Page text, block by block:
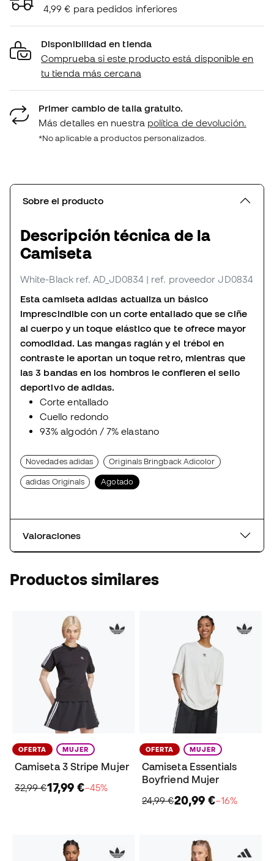
4,99 € para pedidos inferiores
Disponibilidad en tienda
Comprueba si este producto está disponible en
tu tienda más cercana
Primer cambio de talla gratuito.
Más detalles en nuestra política de devolución.
*No aplicable a productos personalizados.
Sobre el producto
Descripción técnica de la
Camiseta
White-Black ref. AD_JD0834 | ref. proveedor JD0834
Esta camiseta adidas actualiza un básico
imprescindible con un corte entallado que se ciñe
al cuerpo y un toque elástico que te ofrece mayor
comodidad. Las mangas raglán y el trébol en
contraste le aportan un toque retro, mientras que
las 3 bandas en los hombros le confieren el sello
deportivo de adidas.
Corte entallado
Cuello redondo
93% algodón / 7% elastano
Novedades adidas Originals Bringback Adicolor
adidas Originals Agotado
Valoraciones
Productos similares
OFERTA MUJER
Camiseta 3 Stripe Mujer
32,99 €17,99 €−45%
OFERTA MUJER
Camiseta Essentials
Boyfriend Mujer
24,99 €20,99 €−16%